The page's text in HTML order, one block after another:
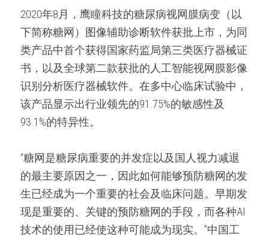
2020年8月，鹰瞳科技的糖尿病视网膜病变（以
下简称糖网）图像辅助诊断软件获批上市，为同
类产品中首个获得国家药监局第三类医疗器械证
书，以及全球第二款获批的人工智能视网膜影像
识别分析医疗器械软件。在多中心临床试验中，
该产品显示出行业领先的91.75%的敏感性及
93.1%的特异性。
“糖网是糖尿病重要的并发症以及国人视力减退
的最主要原因之一，因此如何能够预防糖网的发
生已经成为一个重要的社会及临床问题。早期发
现是重要的、关键的预防糖网的手段，而各种AI
技术的使用已经使这种可能成为现实。”中国工